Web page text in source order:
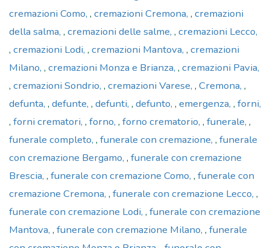
cremazioni Como , cremazioni Cremona , cremazioni
della salma , cremazioni delle salme , cremazioni Lecco
, cremazioni Lodi , cremazioni Mantova , cremazioni
Milano , cremazioni Monza e Brianza , cremazioni Pavia
, cremazioni Sondrio , cremazioni Varese , Cremona ,
defunta , defunte , defunti , defunto , emergenza , forni
, forni crematori , forno , forno crematorio , funerale ,
funerale completo , funerale con cremazione , funerale
con cremazione Bergamo , funerale con cremazione
Brescia , funerale con cremazione Como , funerale con
cremazione Cremona , funerale con cremazione Lecco ,
funerale con cremazione Lodi , funerale con cremazione
Mantova , funerale con cremazione Milano , funerale